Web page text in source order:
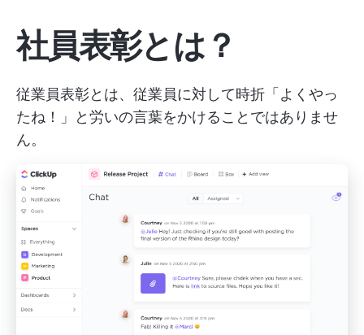
社員表彰とは？
従業員表彰とは、従業員に対して時折「よくやっ
たね！」と労いの言葉をかけることではありませ
ん。